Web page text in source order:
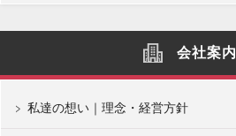
会社案内
私達の想い｜理念・経営方針